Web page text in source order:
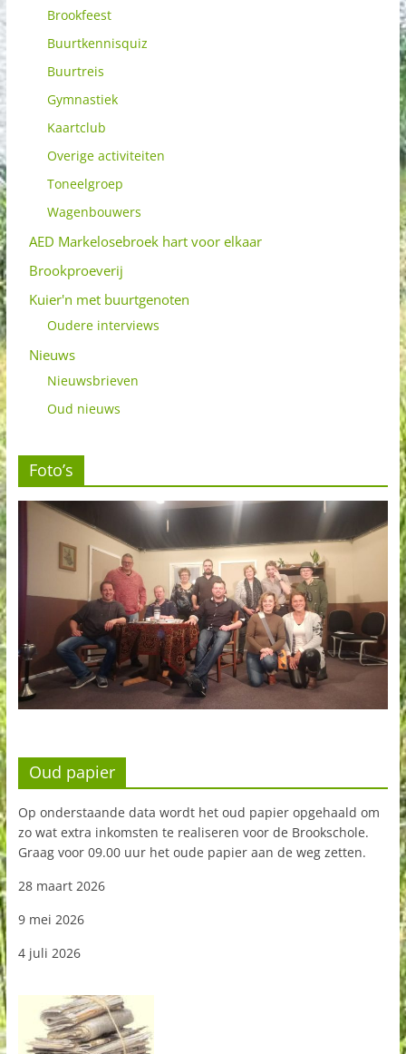
Brookfeest
Buurtkennisquiz
Buurtreis
Gymnastiek
Kaartclub
Overige activiteiten
Toneelgroep
Wagenbouwers
AED Markelosebroek hart voor elkaar
Brookproeverij
Kuier'n met buurtgenoten
Oudere interviews
Nieuws
Nieuwsbrieven
Oud nieuws
Foto’s
Oud papier
Op onderstaande data wordt het oud papier opgehaald om
zo wat extra inkomsten te realiseren voor de Brookschole.
Graag voor 09.00 uur het oude papier aan de weg zetten.
28 maart 2026
9 mei 2026
4 juli 2026